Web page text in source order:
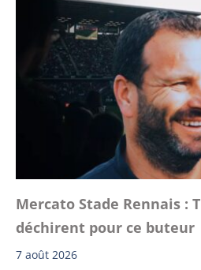
Mercato Stade Rennais :
déchirent pour ce buteur
7 août 2026